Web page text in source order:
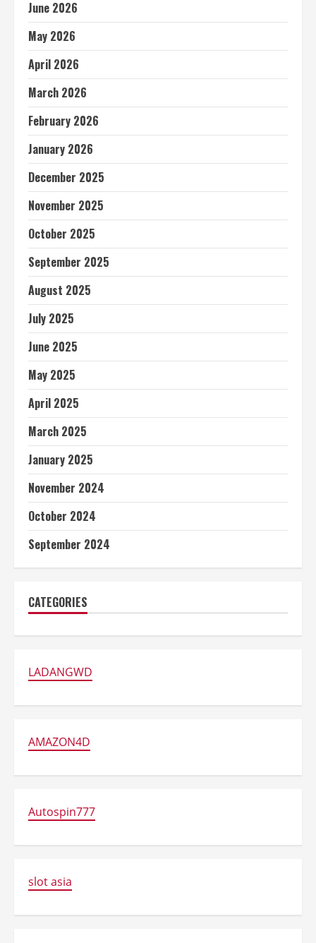
June 2026
May 2026
April 2026
March 2026
February 2026
January 2026
December 2025
November 2025
October 2025
September 2025
August 2025
July 2025
June 2025
May 2025
April 2025
March 2025
January 2025
November 2024
October 2024
September 2024
CATEGORIES
LADANGWD
AMAZON4D
Autospin777
slot asia